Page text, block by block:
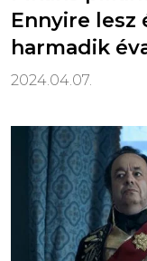
Ennyire
harmadik
2024.04.07.